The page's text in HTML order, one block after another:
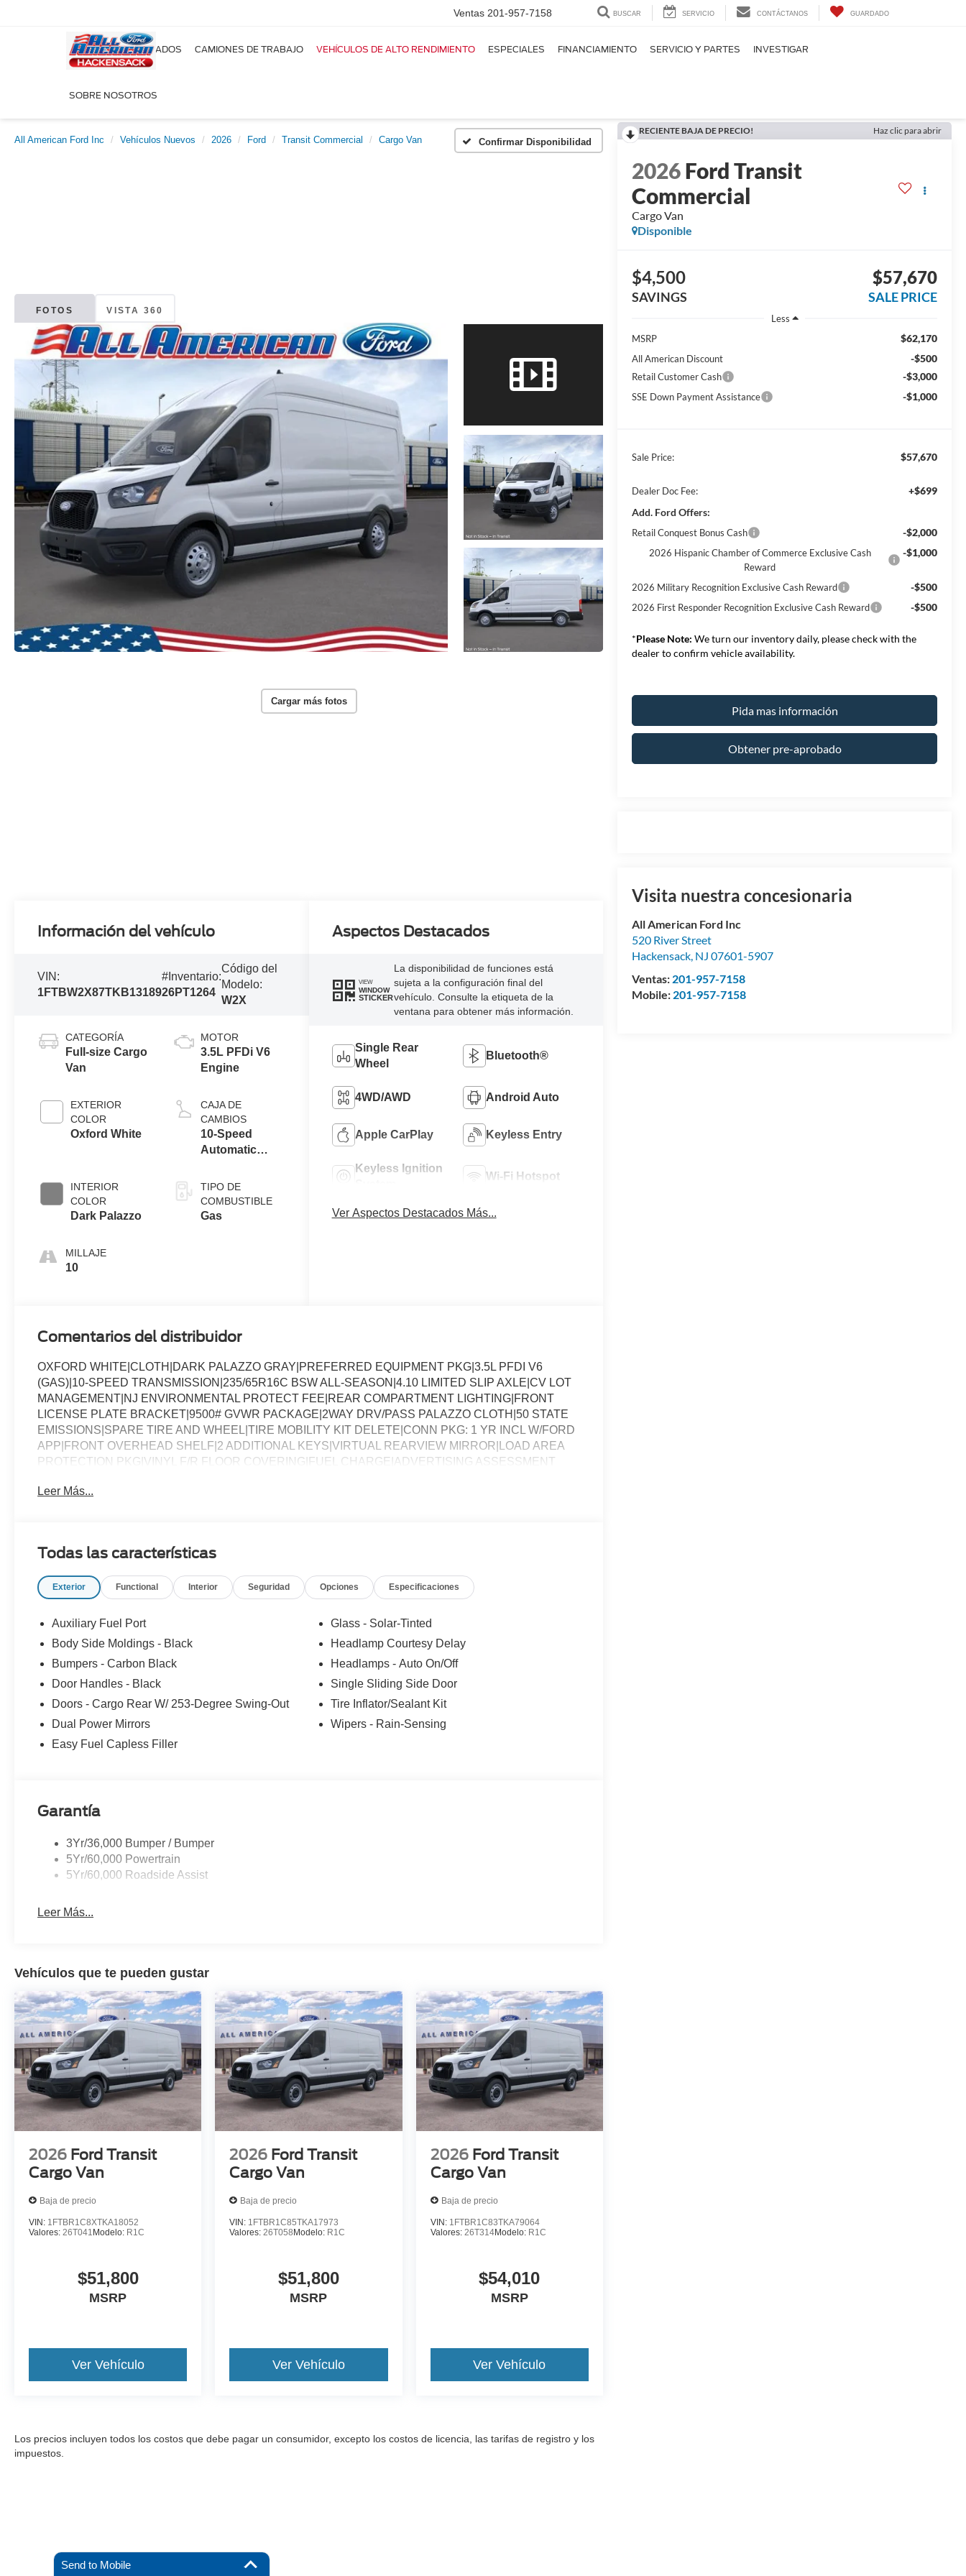
Ventas 201-957-7158 BUSCAR SERVICIO CONTÁCTANOS GUARDADO
NUEVOS USADOS CAMIONES DE TRABAJO VEHÍCULOS DE ALTO RENDIMIENTO ESPECIALES FINANCIAMIENTO SERVICIO Y PARTES INVESTIGAR
SOBRE NOSOTROS
All American Ford Inc Vehículos Nuevos 2026 Ford Transit Commercial Cargo Van Confirmar Disponibilidad
FOTOS VISTA 360
Cargar más fotos
RECIENTE BAJA DE PRECIO! Haz clic para abrir
2026Ford Transit
Commercial
Cargo Van
Disponible
$4,500
SAVINGS
$57,670
SALE PRICE
Less
MSRP
$62,170
All American Discount -$500
Retail Customer Cash -$3,000
SSE Down Payment Assistance -$1,000
Sale Price: $57,670
Dealer Doc Fee:
+$699
Add. Ford Offers:
Retail Conquest Bonus Cash -$2,000
2026 Hispanic Chamber of Commerce Exclusive Cash
Reward
-$1,000
2026 Military Recognition Exclusive Cash Reward -$500
2026 First Responder Recognition Exclusive Cash Reward -$500
*Please Note: We turn our inventory daily, please check with the
dealer to confirm vehicle availability.
Pida mas información
Obtener pre-aprobado
Visita nuestra concesionaria
All American Ford Inc
520 River Street
Hackensack, NJ 07601-5907
Ventas: 201-957-7158
Mobile: 201-957-7158
Información del vehículo
VIN:
1FTBW2X87TKB13189
#Inventario:
26PT1264
Código del
Modelo:
W2X
CATEGORÍA
Full-size Cargo
Van
EXTERIOR
COLOR
Oxford White
INTERIOR
COLOR
Dark Palazzo
MILLAJE
10
MOTOR
3.5L PFDi V6
Engine
CAJA DE
CAMBIOS
10-Speed
Automatic
SelectShift®
Transmission
TIPO DE
COMBUSTIBLE
Gas
Aspectos Destacados
VIEW
WINDOW
STICKER
La disponibilidad de funciones está
sujeta a la configuración final del
vehículo. Consulte la etiqueta de la
ventana para obtener más información.
Single Rear
Wheel
Bluetooth®
4WD/AWD Android Auto
Apple CarPlay Keyless Entry
Keyless Ignition
Wi-Fi Hotspot
Ver Aspectos Destacados Más...
Comentarios del distribuidor
OXFORD WHITE|CLOTH|DARK PALAZZO GRAY|PREFERRED EQUIPMENT PKG|3.5L PFDI V6
(GAS)|10-SPEED TRANSMISSION|235/65R16C BSW ALL-SEASON|4.10 LIMITED SLIP AXLE|CV LOT
MANAGEMENT|NJ ENVIRONMENTAL PROTECT FEE|REAR COMPARTMENT LIGHTING|FRONT
LICENSE PLATE BRACKET|9500# GVWR PACKAGE|2WAY DRV/PASS PALAZZO CLOTH|50 STATE
EMISSIONS|SPARE TIRE AND WHEEL|TIRE MOBILITY KIT DELETE|CONN PKG: 1 YR INCL W/FORD
APP|FRONT OVERHEAD SHELF|2 ADDITIONAL KEYS|VIRTUAL REARVIEW MIRROR|LOAD AREA
PROTECTION PKG|VINYL F/R FLOOR COVERING|FUEL CHARGE|ADVERTISING ASSESSMENT
Leer Más...
Todas las características
Exterior Functional Interior Seguridad Opciones Especificaciones
Auxiliary Fuel Port
Body Side Moldings - Black
Bumpers - Carbon Black
Door Handles - Black
Doors - Cargo Rear W/ 253-Degree Swing-Out
Dual Power Mirrors
Easy Fuel Capless Filler
Glass - Solar-Tinted
Headlamp Courtesy Delay
Headlamps - Auto On/Off
Single Sliding Side Door
Tire Inflator/Sealant Kit
Wipers - Rain-Sensing
Garantía
3Yr/36,000 Bumper / Bumper
5Yr/60,000 Powertrain
5Yr/60,000 Roadside Assist
Leer Más...
Vehículos que te pueden gustar
2026 Ford Transit
Cargo Van
Baja de precio
VIN: 1FTBR1C8XTKA18052
Valores: 26T041 Modelo: R1C
$51,800
MSRP
Ver Vehículo
2026 Ford Transit
Cargo Van
Baja de precio
VIN: 1FTBR1C85TKA17973
Valores:26T058 Modelo: R1C
$51,800
MSRP
Ver Vehículo
2026 Ford Transit
Cargo Van
Baja de precio
VIN: 1FTBR1C83TKA79064
Valores: 26T314Modelo: R1C
$54,010
MSRP
Ver Vehículo
Los precios incluyen todos los costos que debe pagar un consumidor, excepto los costos de licencia, las tarifas de registro y los
impuestos.
Send to Mobile